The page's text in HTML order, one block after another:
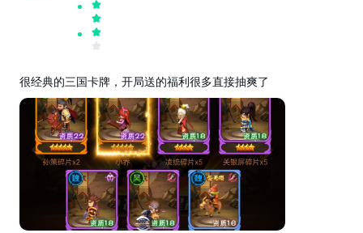
很经典的三国卡牌，开局送的福利很多直接抽爽了